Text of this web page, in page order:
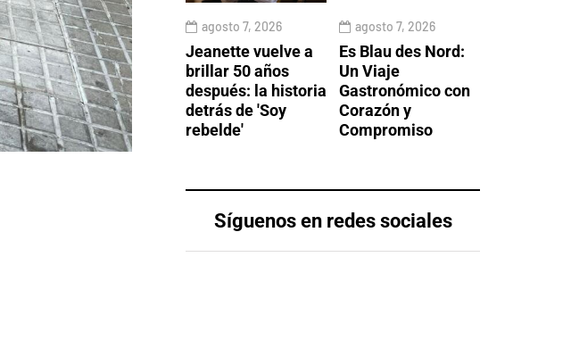
agosto 7, 2026
Jeanette vuelve a
brillar 50 años
después: la historia
detrás de 'Soy
rebelde'
agosto 7, 2026
Es Blau des Nord:
Un Viaje
Gastronómico con
Corazón y
Compromiso
Síguenos en redes sociales